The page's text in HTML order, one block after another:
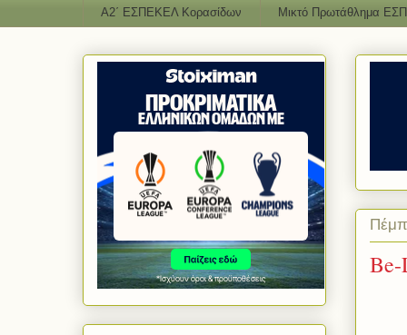
Α2΄ ΕΣΠΕΚΕΛ Κορασίδων Μικτό Πρωτάθλημα
Be-